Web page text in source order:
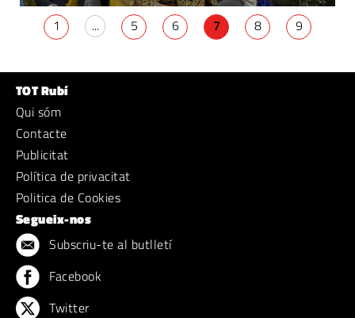
1 ... 5 6 7 8 9
TOT Rubí
Qui sóm
Contacte
Publicitat
Política de privacitat
Politica de Cookies
Segueix-nos
Subscriu-te al butlletí
Facebook
Twitter